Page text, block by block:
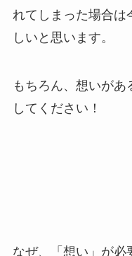
れてしまった場合は
しいと思います。
もちろん、想いがあ
してください！
なぜ、「想い」が必